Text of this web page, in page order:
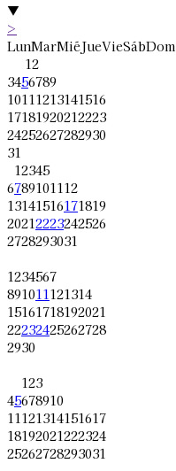
▼
>
LunMarMiéJueVieSábDom
12
3456789
10111213141516
17181920212223
24252627282930
31
12345
6789101112
13141516171819
20212223242526
2728293031
1234567
891011121314
15161718192021
22232425262728
2930
123
45678910
11121314151617
18192021222324
25262728293031